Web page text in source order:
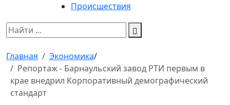
Происшествия
Главная Экономика/
Репортаж - Барнаульский завод РТИ первым в
крае внедрил Корпоративный демографический
стандарт